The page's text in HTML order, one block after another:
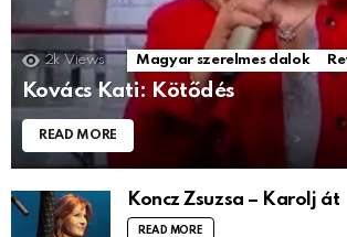
2k Views Magyar szerelmes dalok
Kovács Kati: Kötődés
READ MORE
Koncz Zsuzsa – Karolj át
READ MORE